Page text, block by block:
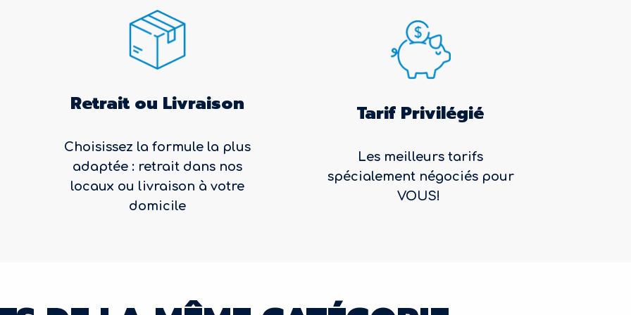
Retrait ou Livraison
Choisissez la formule la plus
adaptée : retrait dans nos
locaux ou livraison à votre
domicile
Tarif Privilégié
Les meilleurs tarifs
spécialement négociés pour
VOUS!